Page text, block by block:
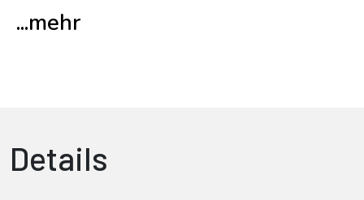
...mehr
Details